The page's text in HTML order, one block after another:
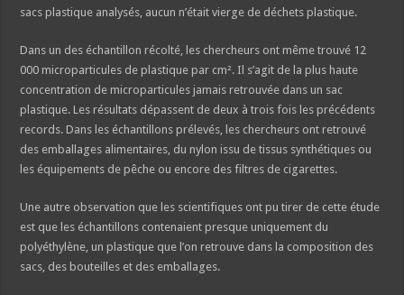
sacs plastique analysés, aucun n’était vierge de déchets plastique.
Dans un des échantillon récolté, les chercheurs ont même trouvé 12
000 microparticules de plastique par cm². Il s’agit de la plus haute
concentration de microparticules jamais retrouvée dans un sac
plastique. Les résultats dépassent de deux à trois fois les précédents
records. Dans les échantillons prélevés, les chercheurs ont retrouvé
des emballages alimentaires, du nylon issu de tissus synthétiques ou
les équipements de pêche ou encore des filtres de cigarettes.
Une autre observation que les scientifiques ont pu tirer de cette étude
est que les échantillons contenaient presque uniquement du
polyéthylène, un plastique que l’on retrouve dans la composition des
sacs, des bouteilles et des emballages.